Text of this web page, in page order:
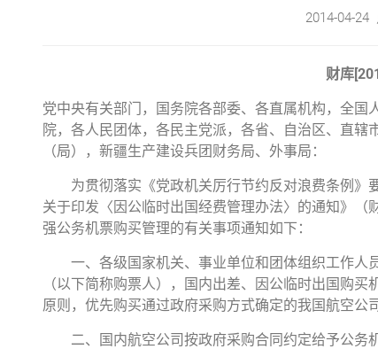
2014-04-24
财库
党中央有关部门，国务院各部委、各直属机构，全
院，各人民团体，各民主党派，各省、自治区、直
（局），新疆生产建设兵团财务局、外事局：
为贯彻落实《党政机关厉行节约反对浪费条例》
关于印发〈因公临时出国经费管理办法〉的通知》
强公务机票购买管理的有关事项通知如下：
一、各级国家机关、事业单位和团体组织工作人
（以下简称购票人），国内出差、因公临时出国购
原则，优先购买通过政府采购方式确定的我国航空公
二、国内航空公司按政府采购合同约定给予公务